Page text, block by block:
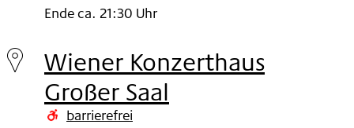
Montag
30.
Nov
1998
Ende ca. 21:30 Uhr
Wiener Konzerthaus
Großer Saal
barrierefrei